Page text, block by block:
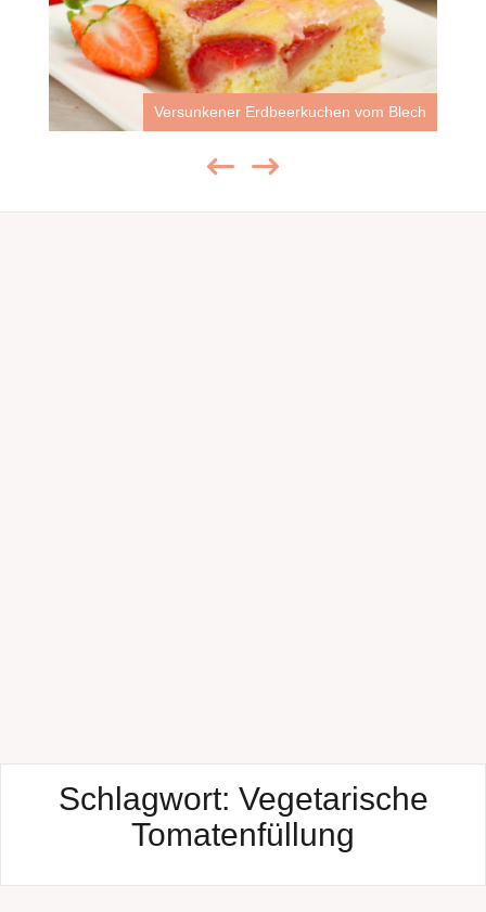
Versunkener Erdbeerkuchen vom Blech
Schlagwort: Vegetarische
Tomatenfüllung